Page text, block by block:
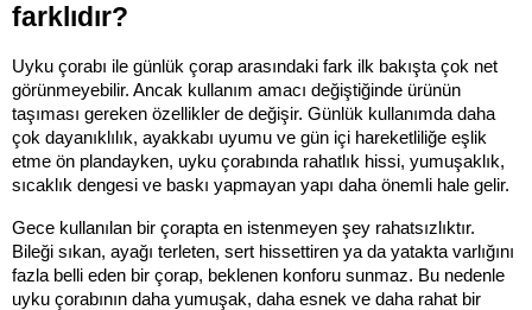
farklıdır?
Uyku çorabı ile günlük çorap arasındaki fark ilk bakışta çok net
görünmeyebilir. Ancak kullanım amacı değiştiğinde ürünün
taşıması gereken özellikler de değişir. Günlük kullanımda daha
çok dayanıklılık, ayakkabı uyumu ve gün içi hareketliliğe eşlik
etme ön plandayken, uyku çorabında rahatlık hissi, yumuşaklık,
sıcaklık dengesi ve baskı yapmayan yapı daha önemli hale gelir.
Gece kullanılan bir çorapta en istenmeyen şey rahatsızlıktır.
Bileği sıkan, ayağı terleten, sert hissettiren ya da yatakta varlığını
fazla belli eden bir çorap, beklenen konforu sunmaz. Bu nedenle
uyku çorabının daha yumuşak, daha esnek ve daha rahat bir